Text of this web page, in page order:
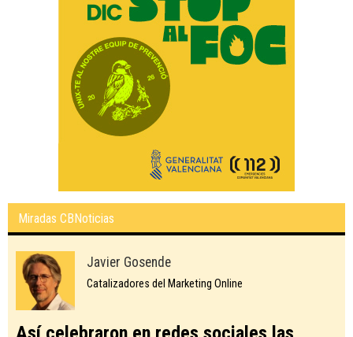
Miradas CBNoticias
Javier Gosende
Catalizadores del Marketing Online